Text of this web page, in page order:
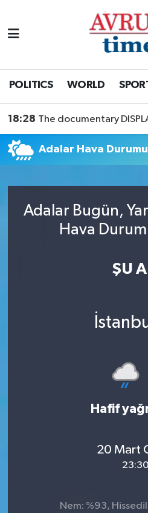
POLITICS WORLD
18:28 The documentary DISPLACED: A
Adalar Hava Durumu
Adalar Bugün,
Hava
ŞU
Hafif
20 Mart
23:30
Nem: %93,
Nöbetçi Eczaneler
Son Dakika Haberleri